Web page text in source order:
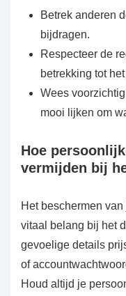
Betrek anderen
bijdragen.
Respecteer de
betrekking tot
Wees
mooi lijken om
Hoe
vermijden bij
Het beschermen
vitaal belang bij het
gevoelige details
of
Houd altijd je